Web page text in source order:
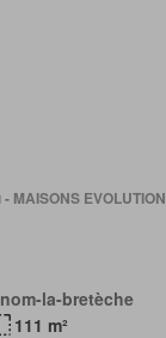
MAISONS EVOLUTION
la-bretèche
111 m²